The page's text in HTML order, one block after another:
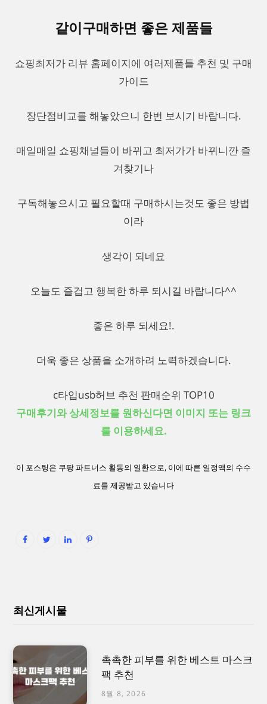
같이구매하면 좋은 제품들
쇼핑최저가 리뷰 홈페이지에 여러제품들 추천 및 구매
가이드
장단점비교를 해놓았으니 한번 보시기 바랍니다.
매일매일 쇼핑채널들이 바뀌고 최저가가 바뀌니깐 즐
겨찾기나
구독해놓으시고 필요할때 구매하시는것도 좋은 방법
이라
생각이 되네요
오늘도 즐겁고 행복한 하루 되시길 바랍니다^^
좋은 하루 되세요!.
더욱 좋은 상품을 소개하려 노력하겠습니다.
c타입usb허브 추천 판매순위 TOP10
구매후기와 상세정보를 원하신다면 이미지 또는 링크
를 이용하세요.
이 포스팅은 쿠팡 파트너스 활동의 일환으로, 이에 따른 일정액의 수수
료를 제공받고 있습니다
최신게시물
촉촉한 피부를 위한 베스트 마스크
팩 추천
8월 8, 2026